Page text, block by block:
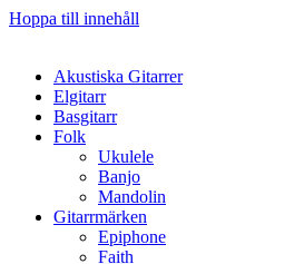
Hoppa till innehåll
Akustiska Gitarrer
Elgitarr
Basgitarr
Folk
Ukulele
Banjo
Mandolin
Gitarrmärken
Epiphone
Faith